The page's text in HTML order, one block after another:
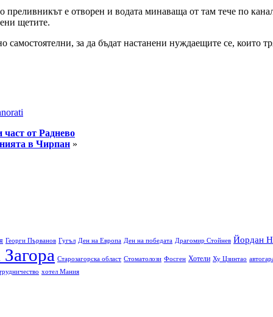
е отворен и водата минаваща от там тече по
щетите.
за да бъдат настанени нуждаещите се, които
от Раднево
в Чирпан »
Георги Първанов Гугъл Ден на Европа Ден на победата Драгомир Стойнев Йордан
Старозагорска област Стоматолози Фосген Хотели Ху Цзинтао
хотел Мания